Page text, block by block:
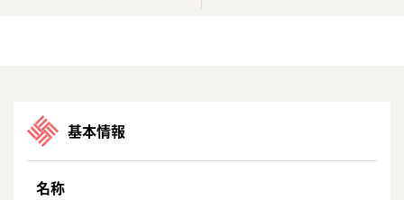
基本情報
名称